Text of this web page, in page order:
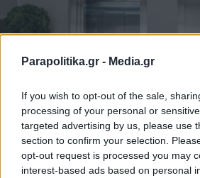
Parapolitika.gr - Media.gr
If you wish to opt-out of the sale,
processing of your personal or
targeted advertising by us, please use
section to confirm your selection.
opt-out request is processed you may
interest-based ads based on personal
ΕΛΛΑΔΑ 25.06.2025 19:02